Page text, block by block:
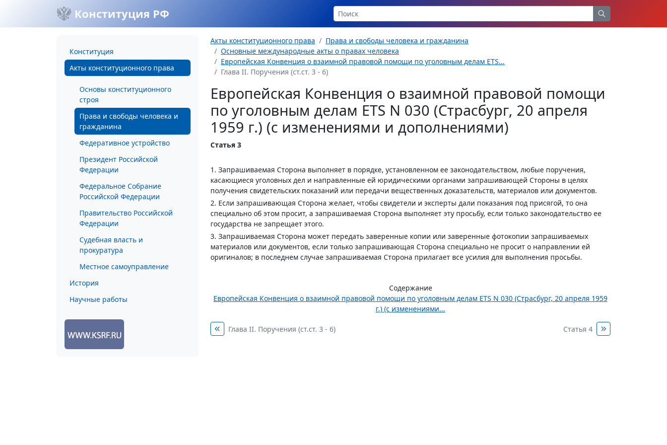
Конституция РФ
Конституция
Акты конституционного права
Основы конституционного
строя
Права и свободы человека и
гражданина
Федеративное устройство
Президент Российской
Федерации
Федеральное Собрание
Российской Федерации
Правительство Российской
Федерации
Судебная власть и
прокуратура
Местное самоуправление
История
Научные работы
Акты конституционного права
Права и свободы человека и гражданина
Основные международные акты о правах человека
Европейская Конвенция о взаимной правовой помощи по уголовным делам ETS...
Глава II. Поручения (ст.ст. 3 - 6)
Европейская Конвенция о взаимной правовой помощи
по уголовным делам ETS N 030 (Страсбург, 20 апреля
1959 г.) (с изменениями и дополнениями)
Статья 3
1. Запрашиваемая Сторона выполняет в порядке, установленном ее законодательством, любые поручения,
касающиеся уголовных дел и направленные ей юридическими органами запрашивающей Стороны в целях
получения свидетельских показаний или передачи вещественных доказательств, материалов или документов.
2. Если запрашивающая Сторона желает, чтобы свидетели и эксперты дали показания под присягой, то она
специально об этом просит, а запрашиваемая Сторона выполняет эту просьбу, если только законодательство ее
государства не запрещает этого.
3. Запрашиваемая Сторона может передать заверенные копии или заверенные фотокопии запрашиваемых
материалов или документов, если только запрашивающая Сторона специально не просит о направлении ей
оригиналов; в последнем случае запрашиваемая Сторона прилагает все усилия для выполнения просьбы.
Содержание
Европейская Конвенция о взаимной правовой помощи по уголовным делам ETS N 030 (Страсбург, 20 апреля 1959
г.) (с изменениями...
Глава II. Поручения (ст.ст. 3 - 6) Статья 4